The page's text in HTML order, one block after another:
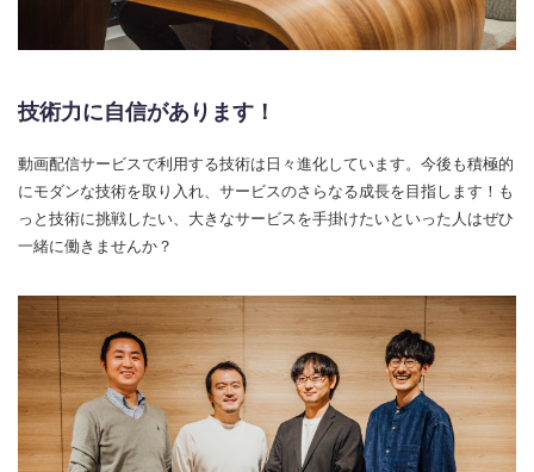
技術力に自信があります！
動画配信サービスで利用する技術は日々進化しています。今後も積極的
にモダンな技術を取り入れ、サービスのさらなる成長を目指します！も
っと技術に挑戦したい、大きなサービスを手掛けたいといった人はぜひ
一緒に働きませんか？